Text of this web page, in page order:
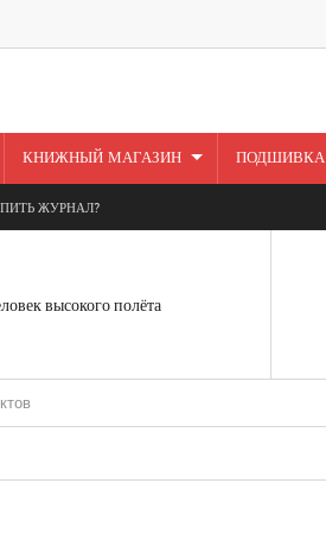
КНИЖНЫЙ МАГАЗИН ПОДШИВКА
ЖУРНАЛ?
высокого полёта